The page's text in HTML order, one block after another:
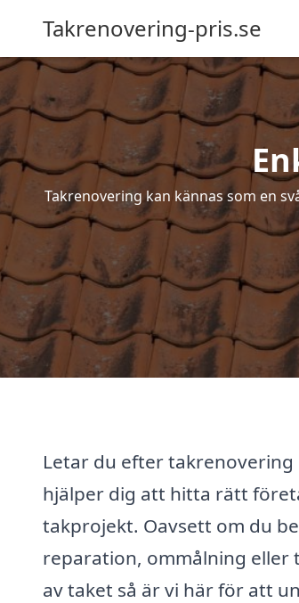
Takrenovering-pris.se
Takrenovering kan kännas som en
Letar du efter takrenovering
hjälper dig att hitta rätt
takprojekt. Oavsett om du
reparation, ommålning eller
av taket så är vi här för att